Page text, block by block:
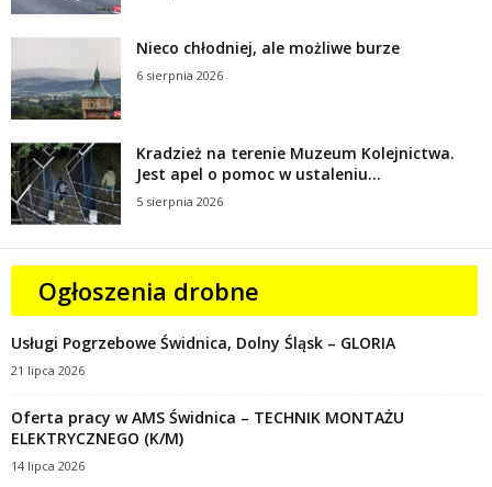
Nieco chłodniej, ale możliwe burze
6 sierpnia 2026
Kradzież na terenie Muzeum Kolejnictwa.
Jest apel o pomoc w ustaleniu...
5 sierpnia 2026
Ogłoszenia drobne
Usługi Pogrzebowe Świdnica, Dolny Śląsk – GLORIA
21 lipca 2026
Oferta pracy w AMS Świdnica – TECHNIK MONTAŻU
ELEKTRYCZNEGO (K/M)
14 lipca 2026